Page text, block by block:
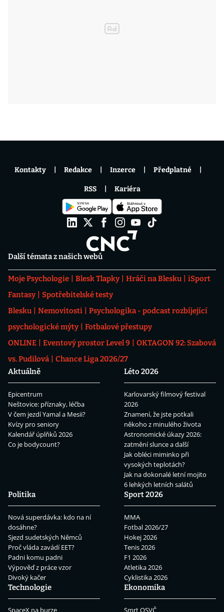
Další témata z našich webů
Moje Psychologie Blesk Tlapky Hráči na Blesku
iSport
Fantasy
Spotřebitelské testy
Blesku
Nemovitosti
Psychologika - podcast rozbíjející
psychologické mýty
Fotbalové přestupy
ONLINE
Eventový prostor Level 9
OKTAGON 92: Szabová
vs. Pudilová
Chance Liga 2026/27
Aktuálně
Epicentrum
Neštovice: příznaky, léčba
V čem jezdí Yamal a Mesii?
Kvízy pro seniory
Kalendář úplňků 2026
Co je bodycount?
Léto 2026
Karlovarský filmový festival
2026
Znamení, že jste potkali
někoho z minulého života
Astronomické úkazy 2026:
zatmění slunce a další
Jak obléci miminko při
vysokých teplotách?
Jak na dokonalé letní mojito
6 lehkých letních salátů
Politika
Nová superdávka: kdo na ní
dosáhne?
Sjezd sudetských Němců
Proč vláda zavádí EET?
Padni komu padni
Výpověď z práce vzor
Divoký kačer
Sport 2026
MMA
Fotbal 2026/27
Hokej 2026
Tenis 2026
F1 2026
Atletika 2026
Cyklistika 2026
Technologie
SpaceX na burze
Ekonomika
Smrt OSVČ
Kontakty Redakce Inzerce Předplatné
RSS Kariéra